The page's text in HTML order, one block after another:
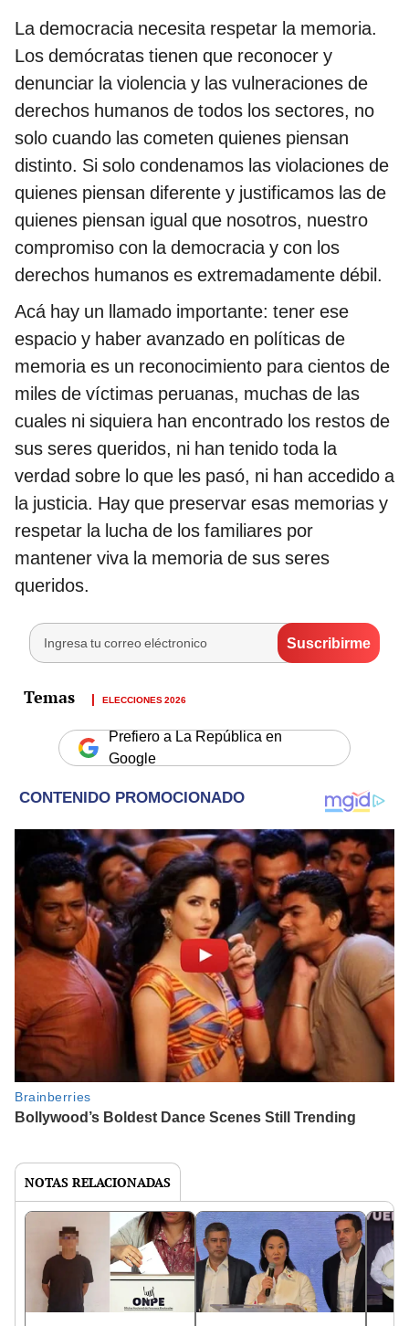
La democracia necesita respetar la memoria.
Los demócratas tienen que reconocer y
denunciar la violencia y las vulneraciones de
derechos humanos de todos los sectores, no
solo cuando las cometen quienes piensan
distinto. Si solo condenamos las violaciones de
quienes piensan diferente y justificamos las de
quienes piensan igual que nosotros, nuestro
compromiso con la democracia y con los
derechos humanos es extremadamente débil.
Acá hay un llamado importante: tener ese
espacio y haber avanzado en políticas de
memoria es un reconocimiento para cientos de
miles de víctimas peruanas, muchas de las
cuales ni siquiera han encontrado los restos de
sus seres queridos, ni han tenido toda la
verdad sobre lo que les pasó, ni han accedido a
la justicia. Hay que preservar esas memorias y
respetar la lucha de los familiares por
mantener viva la memoria de sus seres
queridos.
ELECCIONES 2026
Prefiero a La República en
Google
NOTAS RELACIONADAS